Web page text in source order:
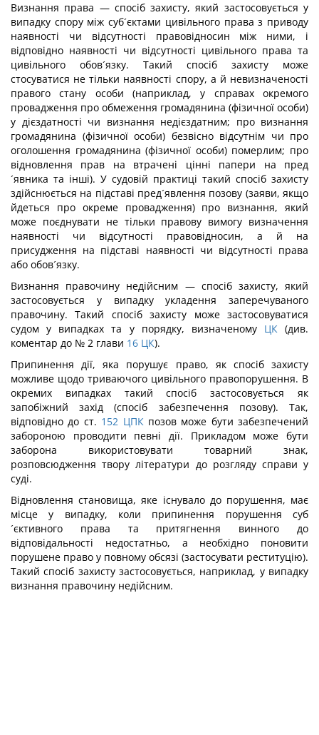
Визнання права — спосіб захисту, який застосовується у
випадку спору між суб´єктами цивільного права з приводу
наявності чи відсутності правовідносин між ними, і
відповідно наявності чи відсутності цивільного права та
цивільного обов´язку. Такий спосіб захисту може
стосуватися не тільки наявності спору, а й невизначеності
правого стану особи (наприклад, у справах окремого
провадження про обмеження громадянина (фізичної особи)
у дієздатності чи визнання недієздатним; про визнання
громадянина (фізичної особи) безвісно відсутнім чи про
оголошення громадянина (фізичної особи) померлим; про
відновлення прав на втрачені цінні папери на пред
´явника та інші). У судовій практиці такий спосіб захисту
здійснюється на підставі пред´явлення позову (заяви, якщо
йдеться про окреме провадження) про визнання, який
може поєднувати не тільки правову вимогу визначення
наявності чи відсутності правовідносин, а й на
присудження на підставі наявності чи відсутності права
або обов´язку.
Визнання правочину недійсним — спосіб захисту, який
застосовується у випадку укладення заперечуваного
правочину. Такий спосіб захисту може застосовуватися
судом у випадках та у порядку, визначеному ЦК(див.
коментар до № 2 глави 16 ЦК).
Припинення дії, яка порушує право, як спосіб захисту
можливе щодо триваючого цивільного правопорушення. В
окремих випадках такий спосіб застосовується як
запобіжний захід (спосіб забезпечення позову). Так,
відповідно до ст. 152 ЦПКпозов може бути забезпечений
забороною проводити певні дії. Прикладом може бути
заборона використовувати товарний знак,
розповсюдження твору літератури до розгляду справи у
суді.
Відновлення становища, яке існувало до порушення, має
місце у випадку, коли припинення порушення суб
´єктивного права та притягнення винного до
відповідальності недостатньо, а необхідно поновити
порушене право у повному обсязі (застосувати реституцію).
Такий спосіб захисту застосовується, наприклад, у випадку
визнання правочину недійсним.